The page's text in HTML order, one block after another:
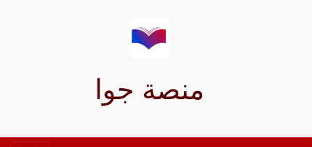
منصة جوا